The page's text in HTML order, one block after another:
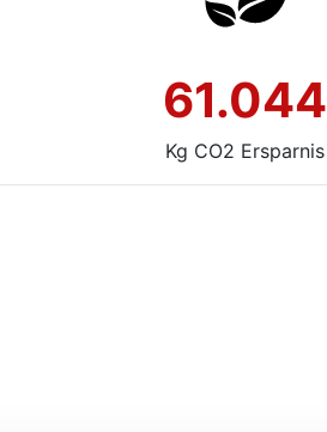
61.044
Kg CO2 Ersparnis